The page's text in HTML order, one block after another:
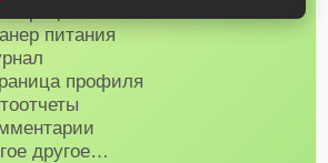
питания
профиля
другое…